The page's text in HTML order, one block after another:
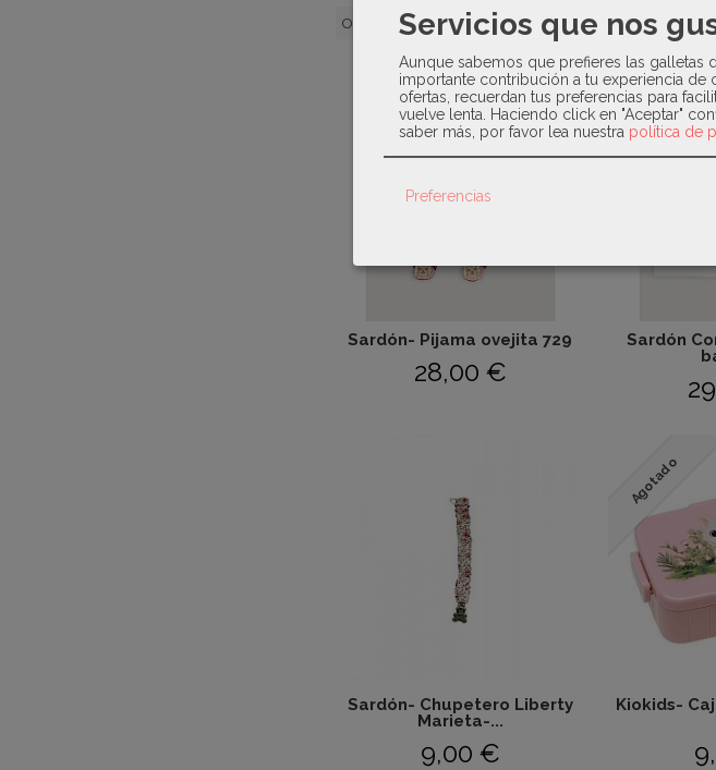
Ordenar por:Novedad <
Sardón- Pijama ovejita 729
28,00 €
Sardón
Sardón- Chupetero Liberty
Marieta-...
9,00 €
Agotado
Kiokids-
Servicios que nos
Aunque sabemos que prefieres las galletas
importante contribución a tu experiencia de
ofertas, recuerdan tus preferencias para
vuelve lenta. Haciendo click en "Aceptar"
saber más, por favor lea nuestra política de
Preferencias